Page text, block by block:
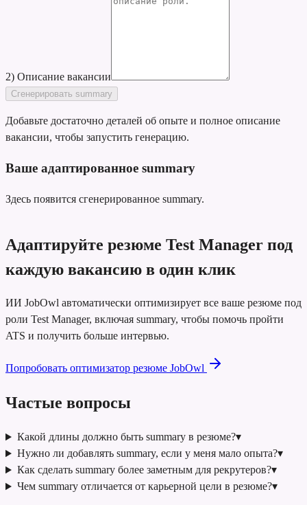
2) Описание вакансии
Сгенерировать summary
Добавьте достаточно деталей об опыте и полное описание
вакансии, чтобы запустить генерацию.
Ваше адаптированное summary
Здесь появится сгенерированное summary.
Адаптируйте резюме Test Manager под
каждую вакансию в один клик
ИИ JobOwl автоматически оптимизирует все ваше резюме под
роли Test Manager, включая summary, чтобы помочь пройти
ATS и получить больше интервью.
Попробовать оптимизатор резюме JobOwl
Частые вопросы
Какой длины должно быть summary в резюме?▾
Нужно ли добавлять summary, если у меня мало опыта?▾
Как сделать summary более заметным для рекрутеров?▾
Чем summary отличается от карьерной цели в резюме?▾